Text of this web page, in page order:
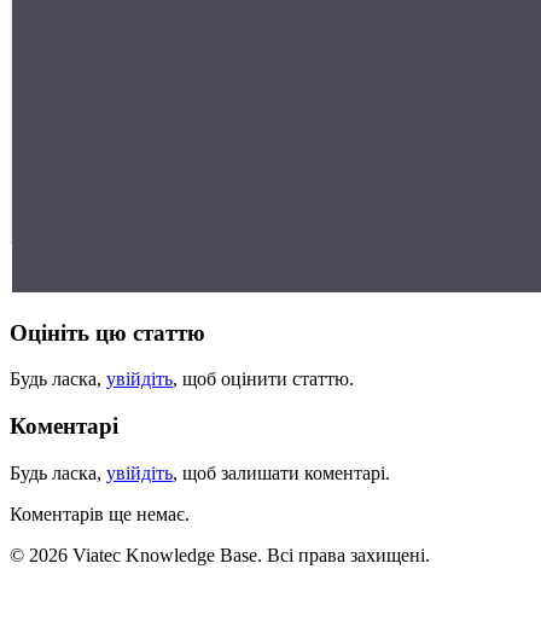
Оцініть цю статтю
Будь ласка, увійдіть, щоб оцінити статтю.
Коментарі
Будь ласка, увійдіть, щоб залишати коментарі.
Коментарів ще немає.
© 2026 Viatec Knowledge Base. Всі права захищені.